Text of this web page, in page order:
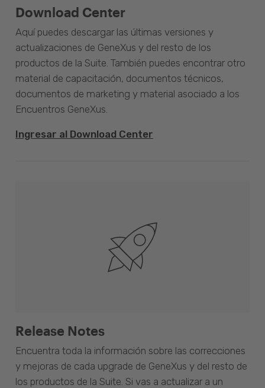
Download Center
Aquí puedes descargar las últimas versiones y
actualizaciones de GeneXus y del resto de los
productos de la Suite. También puedes encontrar otro
material de capacitación, documentos técnicos,
documentos de marketing y material asociado a los
Encuentros GeneXus.
Ingresar al Download Center
Release Notes
Encuentra toda la información sobre las correcciones
y mejoras de cada upgrade de GeneXus y del resto de
los productos de la Suite. Si vas a actualizar a un